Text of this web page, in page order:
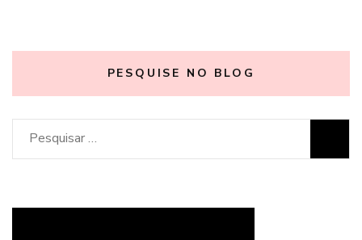
PESQUISE NO BLOG
Pesquisar
por: